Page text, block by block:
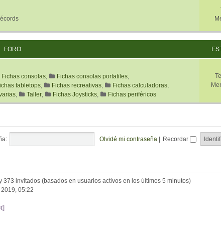
FORO
Fichas consolas, Fichas consolas portatiles,
tabletops, Fichas recreativas, Fichas calculadoras,
, Taller, Fichas Joysticks, Fichas periféricos
Olvidé mi contraseña Recordar
373 invitados (basados en usuarios activos en los últimos 5 minutos)
05:22